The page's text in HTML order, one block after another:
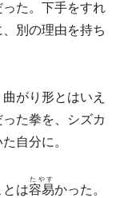
た。下手をすれ
、別の理由を持ち
がり形とはいえ
た拳を、シズカ
自分に。
は容易
たやす
かった。